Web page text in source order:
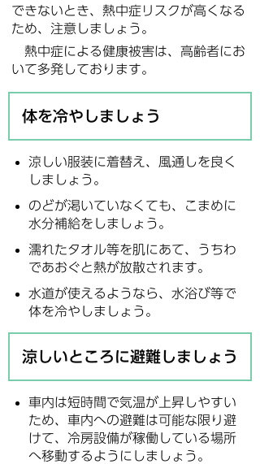
できないとき、熱中症リスクが高くなる
ため、注意しましょう。
熱中症による健康被害は、高齢者にお
いて多発しております。
体を冷やしましょう
涼しい服装に着替え、風通しを良く
しましょう。
のどが渇いていなくても、こまめに
水分補給をしましょう。
濡れたタオル等を肌にあて、うちわ
であおぐと熱が放散されます。
水道が使えるようなら、水浴び等で
体を冷やしましょう。
涼しいところに避難しましょう
車内は短時間で気温が上昇しやすい
ため、車内への避難は可能な限り避
けて、冷房設備が稼働している場所
へ移動するようにしましょう。